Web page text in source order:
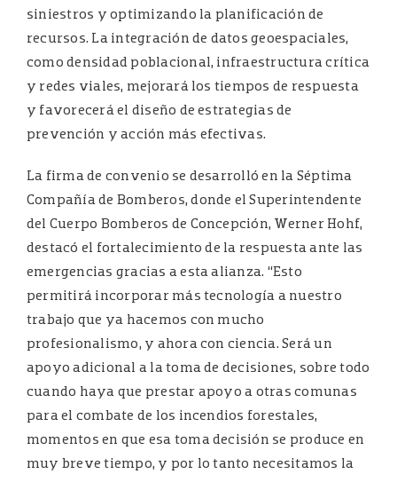
siniestros y optimizando la planificación de
recursos. La integración de datos geoespaciales,
como densidad poblacional, infraestructura crítica
y redes viales, mejorará los tiempos de respuesta
y favorecerá el diseño de estrategias de
prevención y acción más efectivas.
La firma de convenio se desarrolló en la Séptima
Compañía de Bomberos, donde el Superintendente
del Cuerpo Bomberos de Concepción, Werner Hohf,
destacó el fortalecimiento de la respuesta ante las
emergencias gracias a esta alianza. “Esto
permitirá incorporar más tecnología a nuestro
trabajo que ya hacemos con mucho
profesionalismo, y ahora con ciencia. Será un
apoyo adicional a la toma de decisiones, sobre todo
cuando haya que prestar apoyo a otras comunas
para el combate de los incendios forestales,
momentos en que esa toma decisión se produce en
muy breve tiempo, y por lo tanto necesitamos la